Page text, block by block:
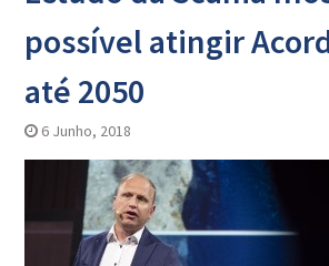
possível atingir
até 2050
6 Junho, 2018